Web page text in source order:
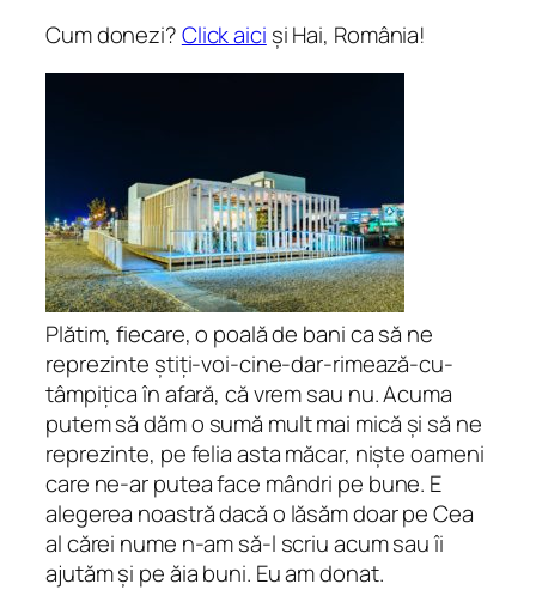
Cum donezi?Click aici și Hai, România!
Plătim, fiecare, o poală de bani ca să ne
reprezinte știți-voi-cine-dar-rimează-cu-
tâmpițica în afară, că vrem sau nu. Acuma
putem să dăm o sumă mult mai mică și să ne
reprezinte, pe felia asta măcar, niște oameni
care ne-ar putea face mândri pe bune. E
alegerea noastră dacă o lăsăm doar pe Cea
al cărei nume n-am să-l scriu acum sau îi
ajutăm și pe ăia buni. Eu am donat.